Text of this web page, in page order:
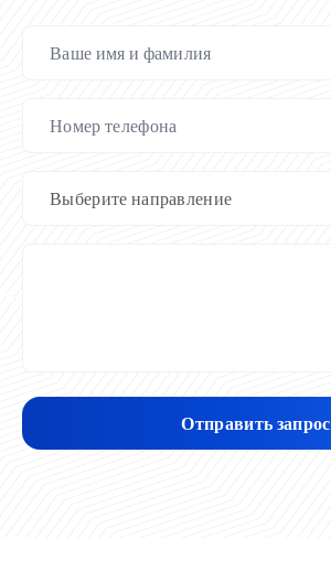
Отправить запрос